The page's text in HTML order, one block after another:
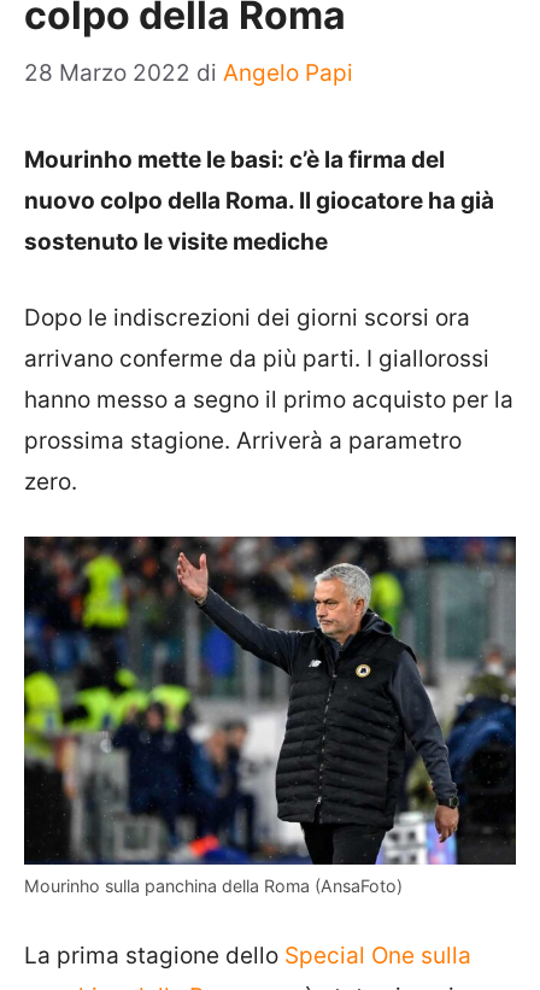
colpo della Roma
28 Marzo 2022 di Angelo Papi
Mourinho mette le basi: c’è la firma del
nuovo colpo della Roma. Il giocatore ha già
sostenuto le visite mediche
Dopo le indiscrezioni dei giorni scorsi ora
arrivano conferme da più parti. I giallorossi
hanno messo a segno il primo acquisto per la
prossima stagione. Arriverà a parametro
zero.
Mourinho sulla panchina della Roma (AnsaFoto)
La prima stagione dello Special One sulla